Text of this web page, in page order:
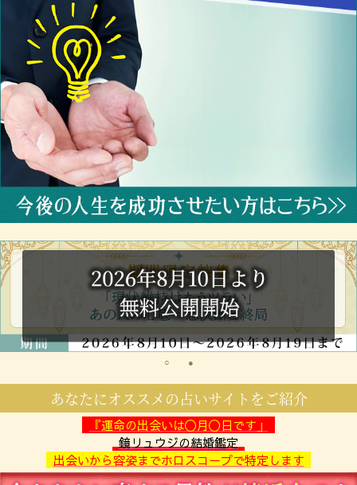
あなたにオススメの占いサイトをご紹介
『運命の出会いは〇月〇日です」
鏡リュウジの結婚鑑定
出会いから容姿までホロスコープで特定します